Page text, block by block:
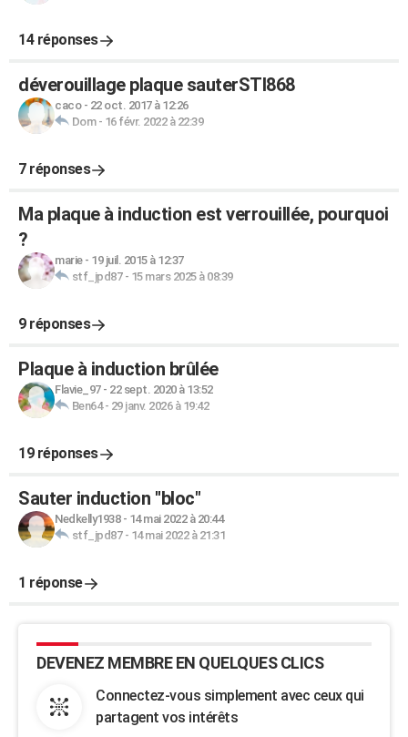
14 réponses
déverouillage plaque sauterSTI868
caco- 22 oct. 2017 à 12:26
Dom- 16 févr. 2022 à 22:39
7 réponses
Ma plaque à induction est verrouillée, pourquoi
?
marie- 19 juil. 2015 à 12:37
stf_jpd87- 15 mars 2025 à 08:39
9 réponses
Plaque à induction brûlée
Flavie_97- 22 sept. 2020 à 13:52
Ben64- 29 janv. 2026 à 19:42
19 réponses
Sauter induction ''bloc"
Nedkelly1938- 14 mai 2022 à 20:44
stf_jpd87- 14 mai 2022 à 21:31
1 réponse
DEVENEZ MEMBRE EN QUELQUES CLICS
Connectez-vous simplement avec ceux qui
partagent vos intérêts